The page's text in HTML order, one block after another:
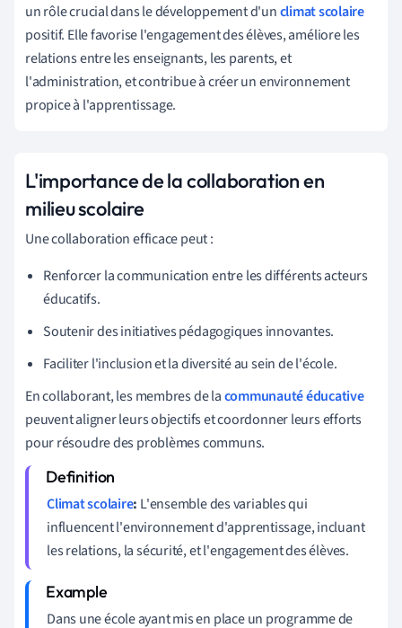
un rôle crucial dans le développement d'unclimat scolaire
positif. Elle favorise l'engagement des élèves, améliore les
relations entre les enseignants, les parents, et
l'administration, et contribue à créer un environnement
propice à l'apprentissage.
L'importance de la collaboration en
milieu scolaire
Une collaboration efficace peut :
Renforcer la communication entre les différents acteurs
éducatifs.
Soutenir des initiatives pédagogiques innovantes.
Faciliter l'inclusion et la diversité au sein de l'école.
En collaborant, les membres de lacommunauté éducative
peuvent aligner leurs objectifs et coordonner leurs efforts
pour résoudre des problèmes communs.
Climat scolaire: L'ensemble des variables qui
influencent l'environnement d'apprentissage, incluant
les relations, la sécurité, et l'engagement des élèves.
Dans une école ayant mis en place un programme de